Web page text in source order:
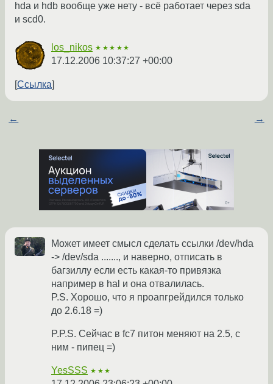
hda и hdb вообще уже нету - всё работает через sda
и scd0.
los_nikos ★★★★★
17.12.2006 10:37:27 +00:00
Ссылка
← →
Может имеет смысл сделать ссылки /dev/hda
-> /dev/sda ......., и наверно, отписать в
багзиллу если есть какая-то привязка
например в hal и она отвалилась.
P.S. Хорошо, что я проапгрейдился только
до 2.6.18 =)
P.P.S. Сейчас в fc7 питон меняют на 2.5, с
ним - пипец =)
YesSSS ★★★